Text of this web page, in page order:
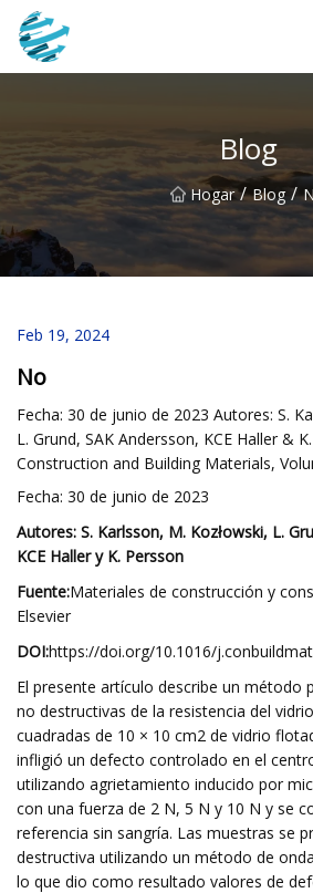
Blog
Hogar / Blog /
Feb 19, 2024
No
Fecha: 30 de junio de 2023 Autores: S.
L. Grund, SAK Andersson, KCE Haller &
Construction and Building Materials,
Fecha: 30 de junio de 2023
Autores: S. Karlsson, M. Kozłowski, L.
KCE Haller y K. Persson
Fuente:Materiales de construcción y
Elsevier
DOI:https://doi.org/10.1016/
El presente artículo describe un método
no destructivas de la resistencia del
cuadradas de 10 × 10 cm2 de vidrio
infligió un defecto controlado en el
utilizando agrietamiento inducido por
con una fuerza de 2 N, 5 N y 10 N y se
referencia sin sangría. Las muestras se
destructiva utilizando un método de
lo que dio como resultado valores de